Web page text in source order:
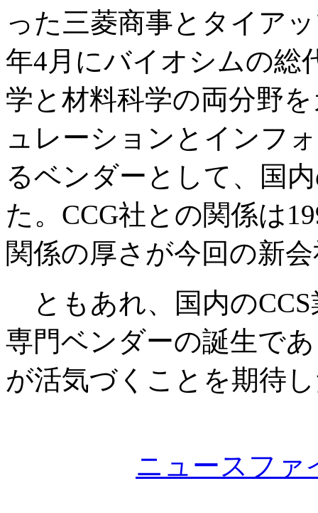
った三菱商事とタイア
年4月にバイオシムの総
学と材料科学の両分野
ュレーションとインフ
るベンダーとして、国
た。CCG社との関係は
関係の厚さが今回の新
ともあれ、国内の
専門ベンダーの誕生で
が活気づくことを期待
ニュースファ